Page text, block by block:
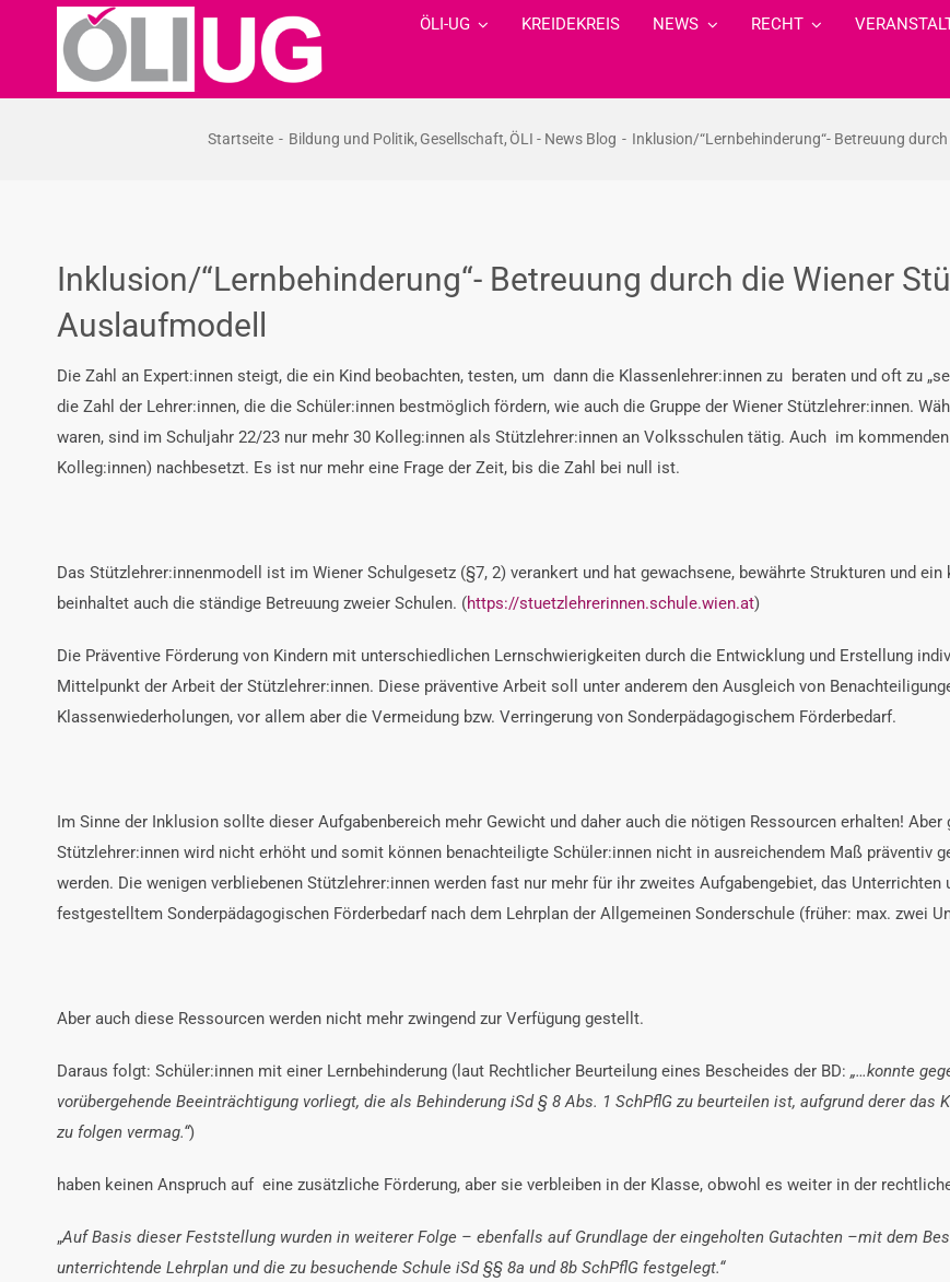
ÖLI-UG KREIDEKREIS NEWS RECHT
Startseite Bildung und Politik Gesellschaft ÖLI - News Blog Inklusion/“Lernbehinderung“- Betreuung
Inklusion/“Lernbehinderung“- Betreuung durch die Wiener
Auslaufmodell
Die Zahl an Expert:innen steigt, die ein Kind beobachten, testen, um dann die Klassenlehrer:innen zu beraten und oft zu
die Zahl der Lehrer:innen, die die Schüler:innen bestmöglich fördern, wie auch die Gruppe der Wiener Stützlehrer:innen.
waren, sind im Schuljahr 22/23 nur mehr 30 Kolleg:innen als Stützlehrer:innen an Volksschulen tätig. Auch im
Kolleg:innen) nachbesetzt. Es ist nur mehr eine Frage der Zeit, bis die Zahl bei null ist.
Das Stützlehrer:innenmodell ist im Wiener Schulgesetz (§7, 2) verankert und hat gewachsene, bewährte Strukturen und
beinhaltet auch die ständige Betreuung zweier Schulen. (https://stuetzlehrerinnen.schule.wien.at)
Die Präventive Förderung von Kindern mit unterschiedlichen Lernschwierigkeiten durch die Entwicklung und Erstellung
Mittelpunkt der Arbeit der Stützlehrer:innen. Diese präventive Arbeit soll unter anderem den Ausgleich von
Klassenwiederholungen, vor allem aber die Vermeidung bzw. Verringerung von Sonderpädagogischem Förderbedarf.
Im Sinne der Inklusion sollte dieser Aufgabenbereich mehr Gewicht und daher auch die nötigen Ressourcen erhalten!
Stützlehrer:innen wird nicht erhöht und somit können benachteiligte Schüler:innen nicht in ausreichendem Maß präventiv
werden. Die wenigen verbliebenen Stützlehrer:innen werden fast nur mehr für ihr zweites Aufgabengebiet, das Unterrichten
festgestelltem Sonderpädagogischen Förderbedarf nach dem Lehrplan der Allgemeinen Sonderschule (früher: max. zwei
Aber auch diese Ressourcen werden nicht mehr zwingend zur Verfügung gestellt.
Daraus folgt: Schüler:innen mit einer Lernbehinderung (laut Rechtlicher Beurteilung eines Bescheides der BD: „…konnte
vorübergehende Beeinträchtigung vorliegt, die als Behinderung iSd § 8 Abs. 1 SchPflG zu beurteilen ist, aufgrund derer
zu folgen vermag.“)
haben keinen Anspruch auf eine zusätzliche Förderung, aber sie verbleiben in der Klasse, obwohl es weiter in der
„Auf Basis dieser Feststellung wurden in weiterer Folge – ebenfalls auf Grundlage der eingeholten Gutachten –mit dem
unterrichtende Lehrplan und die zu besuchende Schule iSd §§ 8a und 8b SchPflG festgelegt.“